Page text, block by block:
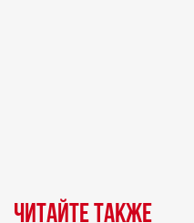
Читайте также